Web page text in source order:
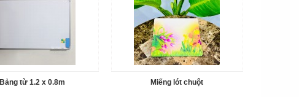
Bảng từ 1.2 x 0.8m Miếng lót chuột